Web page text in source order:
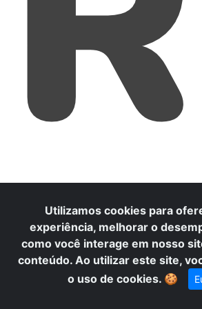
Utilizamos cookies para
experiência, melhorar o
como você interage em nosso
conteúdo. Ao utilizar este site,
o uso de cookies. 🍪